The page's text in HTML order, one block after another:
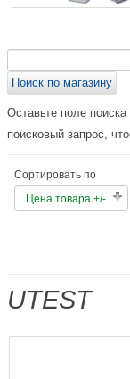
Оставьте поле
поисковый запрос,
Сортировать по
Цена товара +/-
UTEST